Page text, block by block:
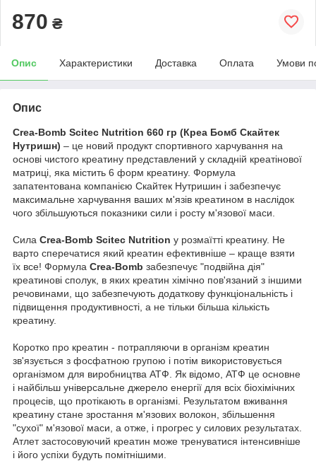
870 ₴
Опис Характеристики Доставка Оплата Умови
Опис
Crea-Bomb Scitec Nutrition 660 гр (Креа Бомб Скайтек
Нутришн) – це новий продукт спортивного харчування на
основі чистого креатину представлений у складній креатінової
матриці, яка містить 6 форм креатину. Формула
запатентована компанією Скайтек Нутришин і забезпечує
максимальне харчування ваших м'язів креатином в наслідок
чого збільшуються показники сили і росту м'язової маси.
Сила Crea-Bomb Scitec Nutrition у розмаїтті креатину. Не
варто сперечатися який креатин ефективніше – краще взяти
їх все! Формула Crea-Bomb забезпечує "подвійна дія"
креатинові сполук, в яких креатин хімічно пов'язаний з іншими
речовинами, що забезпечують додаткову функціональність і
підвищення продуктивності, а не тільки більша кількість
креатину.
Коротко про креатин - потрапляючи в організм креатин
зв'язується з фосфатною групою і потім використовується
організмом для виробництва АТФ. Як відомо, АТФ це основне
і найбільш універсальне джерело енергії для всіх біохімічних
процесів, що протікають в організмі. Результатом вживання
креатину стане зростання м'язових волокон, збільшення
"сухої" м'язової маси, а отже, і прогрес у силових результатах.
Атлет застосовуючий креатин може тренуватися інтенсивніше
і його успіхи будуть помітнішими.